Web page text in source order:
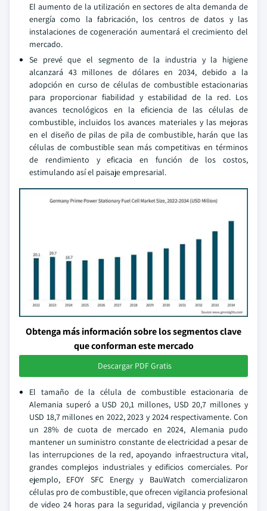
El aumento de la utilización en sectores de alta demanda de
energía como la fabricación, los centros de datos y las
instalaciones de cogeneración aumentará el crecimiento del
mercado.
Se prevé que el segmento de la industria y la higiene
alcanzará 43 millones de dólares en 2034, debido a la
adopción en curso de células de combustible estacionarias
para proporcionar fiabilidad y estabilidad de la red. Los
avances tecnológicos en la eficiencia de las células de
combustible, incluidos los avances materiales y las mejoras
en el diseño de pilas de pila de combustible, harán que las
células de combustible sean más competitivas en términos
de rendimiento y eficacia en función de los costos,
estimulando así el paisaje empresarial.
Obtenga más información sobre los segmentos clave
que conforman este mercado
Descargar PDF Gratis
El tamaño de la célula de combustible estacionaria de
Alemania superó a USD 20,1 millones, USD 20,7 millones y
USD 18,7 millones en 2022, 2023 y 2024 respectivamente. Con
un 28% de cuota de mercado en 2024, Alemania pudo
mantener un suministro constante de electricidad a pesar de
las interrupciones de la red, apoyando infraestructura vital,
grandes complejos industriales y edificios comerciales. Por
ejemplo, EFOY SFC Energy y BauWatch comercializaron
células pro de combustible, que ofrecen vigilancia profesional
de video 24 horas para la seguridad, vigilancia y prevención